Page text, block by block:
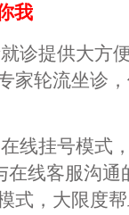
我
诊提供大方
家轮流坐诊
线挂号模式
线客服沟通
式，大限度